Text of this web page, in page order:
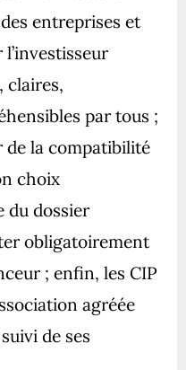
entreprises et
claires,
par tous ;
de la compatibilité
choix
du dossier
obligatoirement
; enfin, les CIP
agréée
de ses